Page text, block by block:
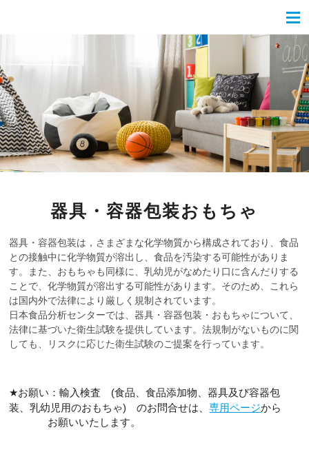
器具・容器包装おもちゃ
器具・容器包装は，さまざまな化学物質から構成されており、食品
との接触中に化学物質が溶出し、食品を汚染する可能性がありま
す。また、おもちゃも同様に、乳幼児がなめたり口に含んだりする
ことで、化学物質が溶出する可能性があります。そのため、これら
は国内外で法律により厳しく規制されています。
日本食品分析センターでは、器具・容器包装・おもちゃについて、
法律に基づいた衛生試験を提供しています。法規制がないものに関
しても、リスクに応じた衛生試験のご提案を行っています。
★お願い：輸入検査 (食品、食品添加物、器具及び容器包
装、乳幼児用のおもちゃ) のお問合せは、専用ページから
お願いいたします。